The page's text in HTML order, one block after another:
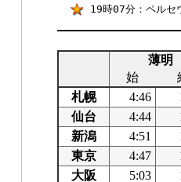
19時07分：ペルセ
薄明
始
札幌
4:46
仙台
4:44
新潟
4:51
東京
4:47
大阪
5:03